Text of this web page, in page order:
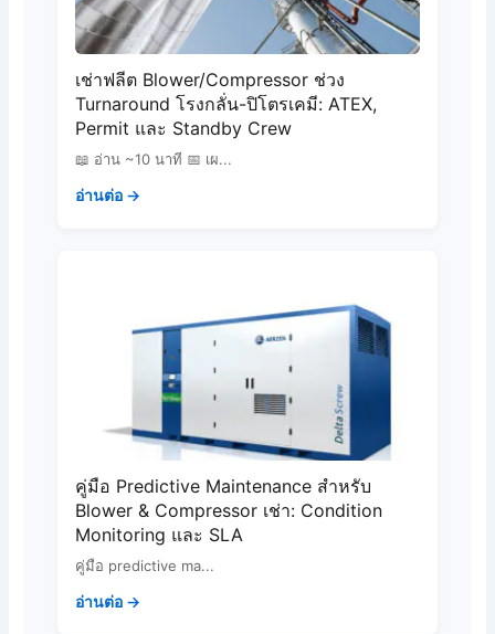
เช่าฟลีต Blower/Compressor ช่วง
Turnaround โรงกลั่น-ปิโตรเคมี: ATEX,
Permit และ Standby Crew
📖 อ่าน ~10 นาที 📅 เผ...
อ่านต่อ →
คู่มือ Predictive Maintenance สำหรับ
Blower & Compressor เช่า: Condition
Monitoring และ SLA
คู่มือ predictive ma...
อ่านต่อ →